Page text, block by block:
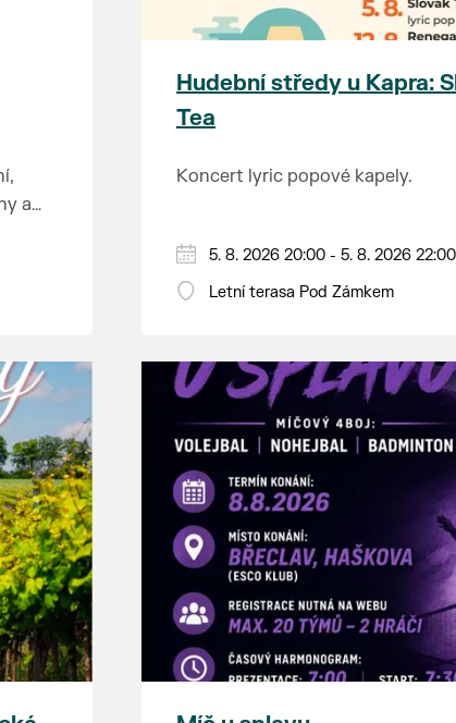
a
Hudební středy u Kapra:
Tea
Koncert lyric popové kapely.
5. 8. 2026 20:00 - 5. 8. 2026 22:00
Letní terasa Pod Zámkem